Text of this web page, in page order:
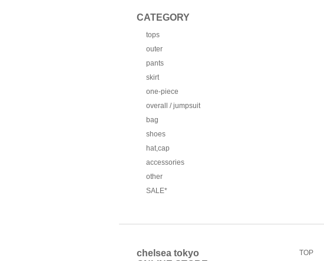
CATEGORY
tops
outer
pants
skirt
one-piece
overall / jumpsuit
bag
shoes
hat,cap
accessories
other
SALE*
chelsea tokyo
TOP